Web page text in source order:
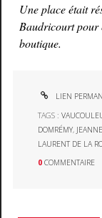
Une place était
Baudricourt pour
boutique.
LIEN
TAGS :
DOMRÉMY,
LAURENT DE LA
0 COMMENTAIRE